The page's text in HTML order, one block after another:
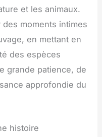
et les animaux.
moments intimes
en mettant en
des espèces
grande patience, de
approfondie du
histoire